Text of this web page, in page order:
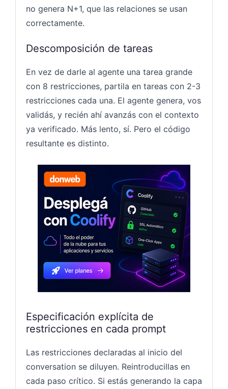
no genera N+1, que las relaciones se usan
correctamente.
Descomposición de tareas
En vez de darle al agente una tarea grande
con 8 restricciones, partila en tareas con 2-3
restricciones cada una. El agente genera, vos
validás, y recién ahí avanzás con el contexto
ya verificado. Más lento, sí. Pero el código
resultante es distinto.
Especificación explícita de
restricciones en cada prompt
Las restricciones declaradas al inicio del
conversation se diluyen. Reintroducillas en
cada paso crítico. Si estás generando la capa